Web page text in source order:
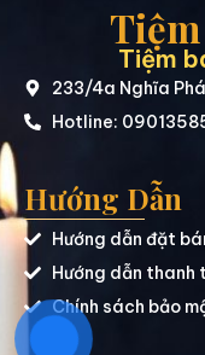
Tiệm
233/4a Nghĩa
Hotline:
Hướng Dẫn
Hướng dẫn đặt
Hướng dẫn thanh
Chính sách bảo